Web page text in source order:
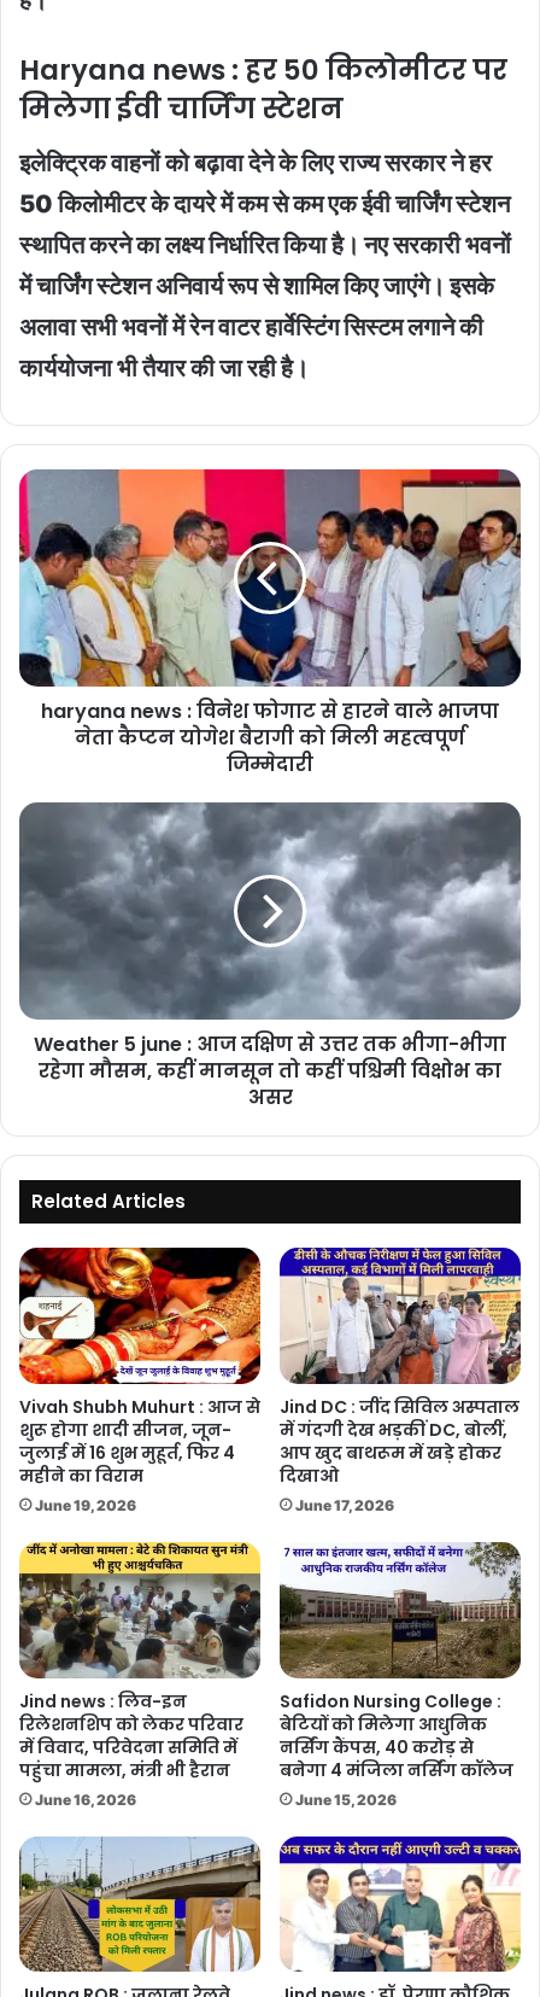
Haryana news : हर 50 किलोमीटर पर
मिलेगा ईवी चार्जिंग स्टेशन
इलेक्ट्रिक वाहनों को बढ़ावा देने के लिए राज्य सरकार ने हर
50 किलोमीटर के दायरे में कम से कम एक ईवी चार्जिंग स्टेशन
स्थापित करने का लक्ष्य निर्धारित किया है। नए सरकारी भवनों
में चार्जिंग स्टेशन अनिवार्य रूप से शामिल किए जाएंगे। इसके
अलावा सभी भवनों में रेन वाटर हार्वेस्टिंग सिस्टम लगाने की
कार्ययोजना भी तैयार की जा रही है।
haryana
:
विनेश
फोगाट
वाले
भाजपा
को
जिम्मेदारी
haryana news : विनेश फोगाट से हारने वाले भाजपा
नेता कैप्टन योगेश बैरागी को मिली महत्वपूर्ण
जिम्मेदारी
Weather
आज
तक
भीगा-
भीगा
कहीं
पश्चिमी
विक्षोभ
का
असर
Weather 5 june : आज दक्षिण से उत्तर तक भीगा-भीगा
रहेगा मौसम, कहीं मानसून तो कहीं पश्चिमी विक्षोभ का
असर
Related Articles
Vivah Shubh Muhurt : आज से
शुरू होगा शादी सीजन, जून-
जुलाई में 16 शुभ मुहूर्त, फिर 4
महीने का विराम
June 19, 2026
Jind DC : जींद सिविल अस्पताल
में गंदगी देख भड़कीं DC, बोलीं,
आप खुद बाथरूम में खड़े होकर
दिखाओ
June 17, 2026
Jind news : लिव-इन
रिलेशनशिप को लेकर परिवार
में विवाद, परिवेदना समिति में
पहुंचा मामला, मंत्री भी हैरान
June 16, 2026
Safidon Nursing College :
बेटियों को मिलेगा आधुनिक
नर्सिंग कैंपस, 40 करोड़ से
बनेगा 4 मंजिला नर्सिंग कॉलेज
June 15, 2026